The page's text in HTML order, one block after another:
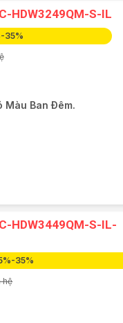
HDW3249QM-S-IL
35%
Màu Ban Ðêm.
HDW3449QM-S-IL-
35%
hệ